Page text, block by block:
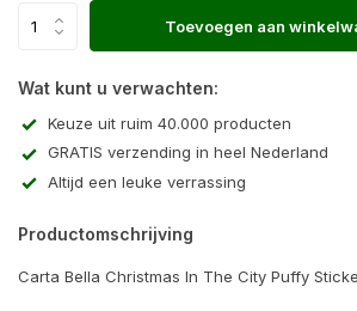
Toevoegen aan
Wat kunt u verwachten:
Keuze uit ruim 40.000 producten
GRATIS verzending in heel Nederland
Altijd een leuke verrassing
Productomschrijving
Carta Bella Christmas In The City Puffy